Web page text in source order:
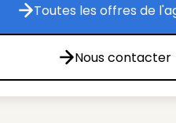
Toutes
Toutes les offres de
Nous
Nous contacter